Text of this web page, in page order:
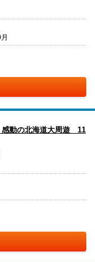
感動の北海道大周遊 11